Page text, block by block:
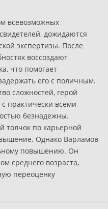
всевозможных
дожидаются
экспертизы. После
воссоздают
что помогает
его с поличным.
сложностей, герой
практически всеми
безнадежны.
толчок по карьерной
Однако Варламов
повышению. Он
среднего возраста,
переоценку